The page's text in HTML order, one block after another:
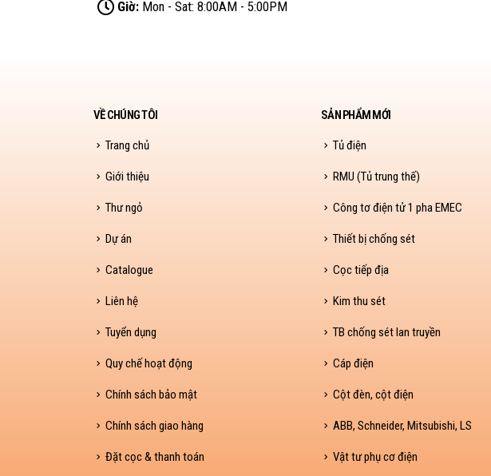
Giờ: Mon - Sat: 8:00AM - 5:00PM
VỀ CHÚNG TÔI
Trang chủ
Giới thiệu
Thư ngỏ
Dự án
Catalogue
Liên hệ
Tuyển dụng
Quy chế hoạt động
Chính sách bảo mật
Chính sách giao hàng
Đặt cọc & thanh toán
SẢN PHẨM MỚI
Tủ điện
RMU (Tủ trung thế)
Công tơ điện tử 1 pha EMEC
Thiết bị chống sét
Cọc tiếp địa
Kim thu sét
TB chống sét lan truyền
Cáp điện
Cột đèn, cột điện
ABB, Schneider, Mitsubishi, LS
Vật tư phụ cơ điện